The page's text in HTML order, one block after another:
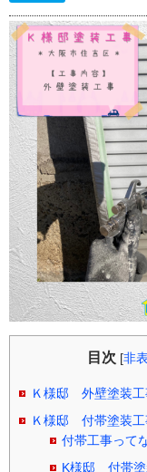
目次 [非
Ｋ様邸 外壁塗装工
Ｋ様邸 付帯塗装工
付帯工事って
K様邸 付帯塗